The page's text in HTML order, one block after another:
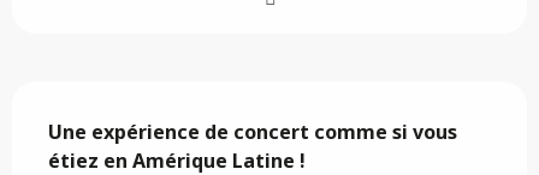
Une expérience de concert comme si vous
étiez en Amérique Latine !